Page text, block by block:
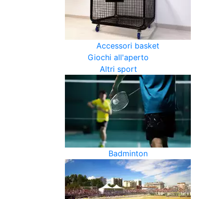
Accessori basket
Giochi all'aperto
Altri sport
Badminton